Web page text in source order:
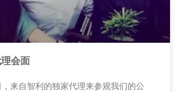
会面
来自智利的独家代理来参观我们的公